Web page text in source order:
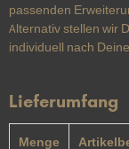
passenden
Alternativ stellen wir
individuell nach
Lieferumfang
Menge